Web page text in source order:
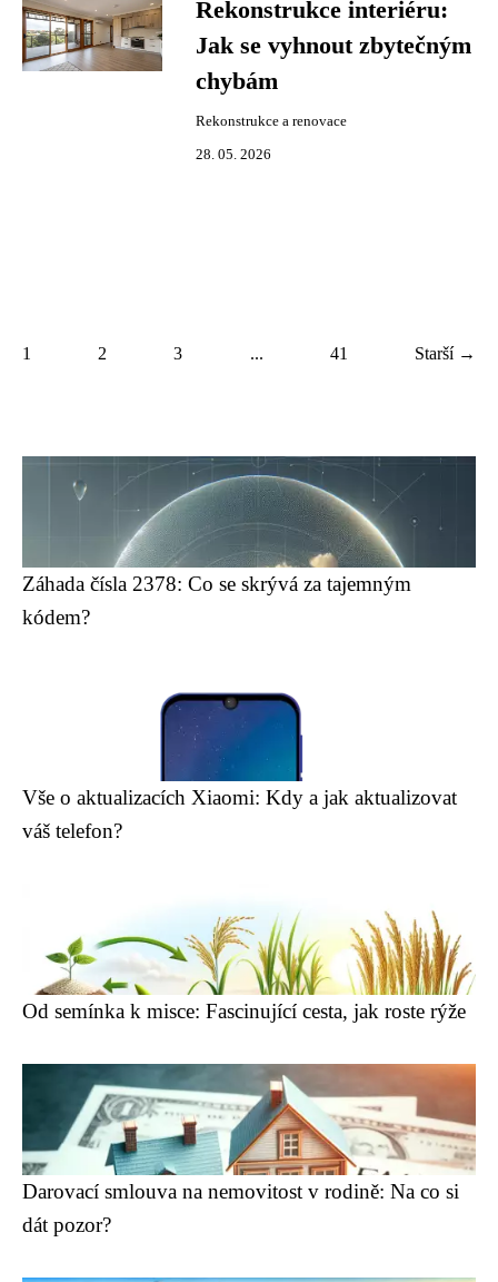
Rekonstrukce interiéru:
Jak se vyhnout zbytečným
chybám
Rekonstrukce a renovace
28. 05. 2026
1 2 3 ... 41 Starší →
Záhada čísla 2378: Co se skrývá za tajemným
kódem?
Vše o aktualizacích Xiaomi: Kdy a jak aktualizovat
váš telefon?
Od semínka k misce: Fascinující cesta, jak roste rýže
Darovací smlouva na nemovitost v rodině: Na co si
dát pozor?